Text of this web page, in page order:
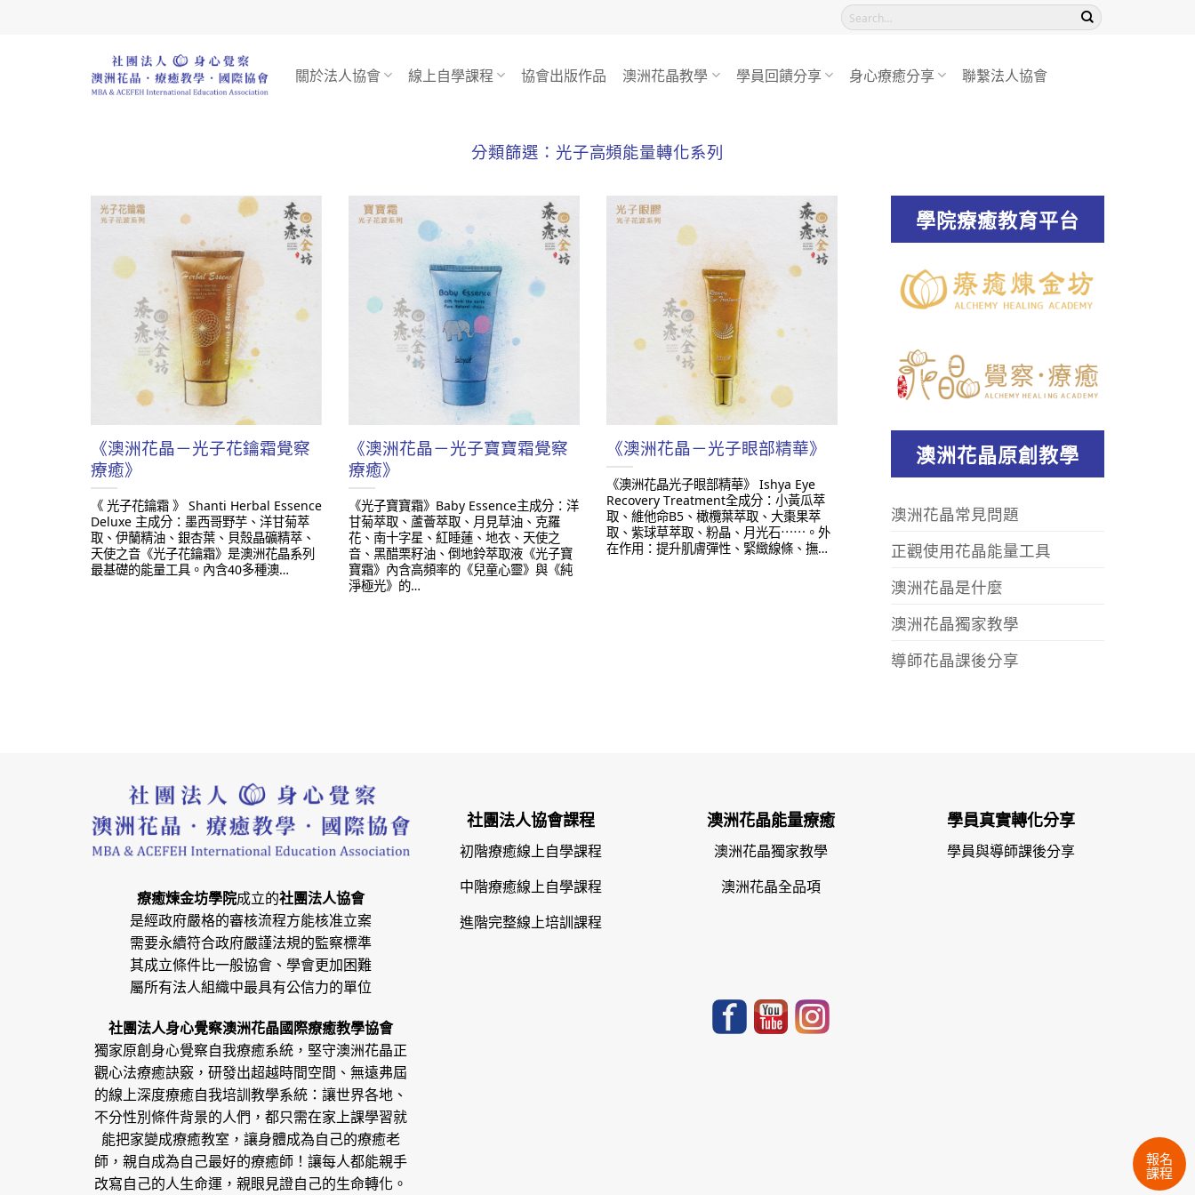
關於法人協會
線上自學課程 協會出版作品 澳洲花晶教學 學員回饋分享 身心療癒分享 聯繫法人協會
分類篩選： 光子高頻能量轉化系列
《澳洲花晶－光子花鑰霜覺察
療癒》
《 光子花鑰霜 》 Shanti Herbal Essence
Deluxe 主成分：墨西哥野芋、洋甘菊萃
取、伊蘭精油、銀杏葉、貝殼晶礦精萃、
天使之音 ​ 《光子花鑰霜》是澳洲花晶系列
最基礎的能量工具。 ​ 內含40多種澳…
《澳洲花晶－光子寶寶霜覺察
療癒》
《光子寶寶霜》Baby Essence ​ 主成分：洋
甘菊萃取、蘆薈萃取、月見草油、克羅
花、南十字星、紅睡蓮、地衣、天使之
音、黑醋栗籽油、倒地鈴萃取液 ​ 《光子寶
寶霜》內含高頻率的《兒童心靈》與《純
淨極光》的…
《澳洲花晶－光子眼部精華》
《澳洲花晶光子眼部精華》 Ishya Eye
Recovery Treatment ​ 全成分：小黃瓜萃
取、維他命B5、橄欖葉萃取、大棗果萃
取、紫球草萃取、粉晶、月光石⋯⋯。 ​ 外
在作用：提升肌膚彈性、緊緻線條、撫…
學院療癒教育平台
澳洲花晶原創教學
澳洲花晶常見問題
正觀使用花晶能量工具
澳洲花晶是什麼
澳洲花晶獨家教學
導師花晶課後分享
療癒煉金坊學院成立的社團法人協會
是經政府嚴格的審核流程方能核准立案
需要永續符合政府嚴謹法規的監察標準
其成立條件比一般協會、學會更加困難
屬所有法人組織中最具有公信力的單位
社團法人身心覺察澳洲花晶國際療癒教學協會
獨家原創身心覺察自我療癒系統，堅守澳洲花晶正
觀心法療癒訣竅，研發出超越時間空間、無遠弗屆
的線上深度療癒自我培訓教學系統：讓世界各地、
不分性別條件背景的人們，都只需在家上課學習就
能把家變成療癒教室，讓身體成為自己的療癒老
師，親自成為自己最好的療癒師！讓每人都能親手
改寫自己的人生命運，親眼見證自己的生命轉化。
社團法人協會課程
初階療癒線上自學課程
中階療癒線上自學課程
進階完整線上培訓課程
澳洲花晶能量療癒
澳洲花晶獨家教學
澳洲花晶全品項
學員真實轉化分享
學員與導師課後分享
報名
課程